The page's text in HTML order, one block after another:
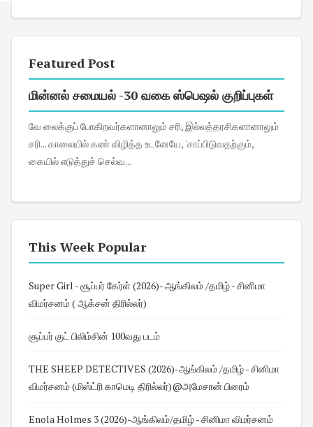
Featured Post
மின்னல் சமையல் -30 வகை ஸ்பெஷல் குறிப்புகள்
வே லைக்குப் போகிறவர்களானாலும் சரி, இல்லத்தரசிகளானாலும்
சரி... காலையில் கண் விழித்த உடனேயே, 'சாப்பிடுவதற்கும்,
கையில் எடுத்துச் செல்வ...
This Week Popular
Super Girl - சூப்பர் கேர்ள் (2026)- ஆங்கிலம் /தமிழ் - சினிமா
விமர்சனம் ( ஆக்சன் திரில்லர்)
சூப்பர் குட் பிலிம்சின் 100வது படம்
THE SHEEP DETECTIVES (2026)-ஆங்கிலம் /தமிழ் - சினிமா
விமர்சனம் (மிஸ்ட்ரி காமெடி திரில்லர்)@அமேசான் பிரைம்
Enola Holmes 3 (2026)-ஆங்கிலம்/தமிழ் - சினிமா விமர்சனம்